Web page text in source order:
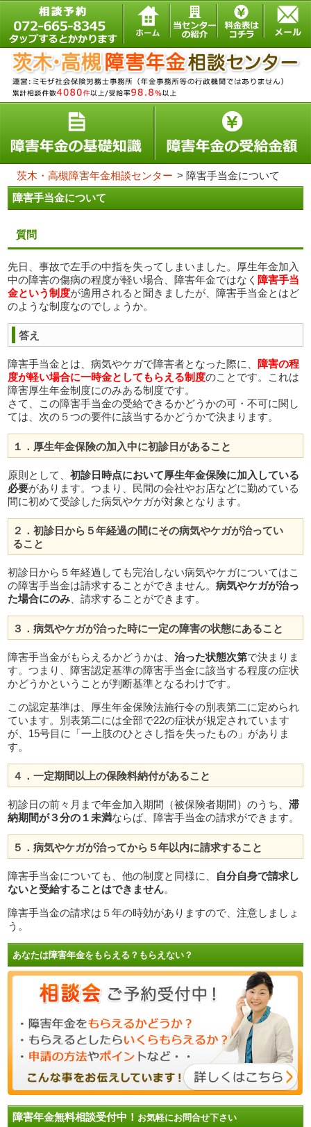
茨木・高槻障害年金相談センター > 障害手当金について
障害手当金について
質問
先日、事故で左手の中指を失ってしまいました。厚生年金加入
中の障害の傷病の程度が軽い場合、障害年金ではなく 障害手当
金という制度が適用されると聞きましたが、障害手当金とはど
のような制度なのでしょうか。
答え
障害手当金とは、病気やケガで障害者となった際に、
障害の程
度が軽い場合に一時金としてもらえる制度のことです。これは
障害厚生年金制度にのみある制度です。
さて、この障害手当金の受給できるかどうかの可・不可に関し
ては、次の５つの要件に該当するかどうかで決まります。
１．厚生年金保険の加入中に初診日があること
原則として、初診日時点において厚生年金保険に加入している
必要があります。つまり、民間の会社やお店などに勤めている
間に初めて受診した病気やケガが対象となります。
２．初診日から５年経過の間にその病気やケガが治ってい
ること
初診日から５年経過しても完治しない病気やケガについてはこ
の障害手当金は請求することができません。病気やケガが治っ
た場合にのみ、請求することができます。
３．病気やケガが治った時に一定の障害の状態にあること
障害手当金がもらえるかどうかは、治った状態次第で決まりま
す。つまり、障害認定基準の障害手当金に該当する程度の症状
かどうかということが判断基準となるわけです。
この認定基準は、厚生年金保険法施行令の別表第二に定められ
ています。別表第二には全部で22の症状が規定されています
が、15号目に「一上肢のひとさし指を失ったもの」がありま
す。
４．一定期間以上の保険料納付があること
初診日の前々月まで年金加入期間（被保険者期間）のうち、滞
納期間が３分の１未満ならば、障害手当金の請求ができます。
５．病気やケガが治ってから５年以内に請求すること
障害手当金についても、他の制度と同様に、
自分自身で請求し
ないと受給することはできません。
障害手当金の請求は５年の時効がありますので、注意しましょ
う。
あなたは障害年金をもらえる？もらえない？
障害年金無料相談受付中！ お気軽にお問合せ下さい